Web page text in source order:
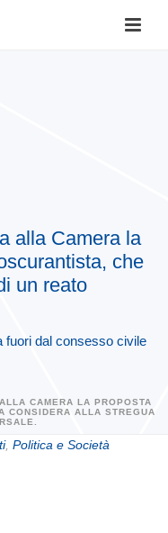
alla Camera la
che
un reato
fuori dal consesso civile
CAMERA LA PROPOSTA
CONSIDERA ALLA STREGUA
, Politica e Società